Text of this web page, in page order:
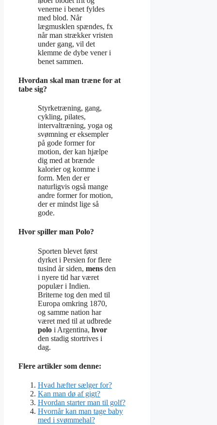
venerne i benet fyldes
med blod. Når
lægmusklen spændes, fx
når man strækker vristen
under gang, vil det
klemme de dybe vener i
benet sammen.
Hvordan skal man træne for at
tabe sig?
Styrketræning, gang,
cykling, pilates,
intervaltræning, yoga og
svømning er eksempler
på gode former for
motion, der kan hjælpe
dig med at brænde
kalorier og komme i
form. Men der er
naturligvis også mange
andre former for motion,
der er mindst lige så
gode.
Hvor spiller man Polo?
Sporten blevet først
dyrket i Persien for flere
tusind år siden, mens den
i nyere tid har været
populær i Indien.
Briterne tog den med til
Europa omkring 1870,
og samme nation har
været med til at udbrede
polo i Argentina, hvor
den stadig stortrives i
dag.
Flere artikler som denne:
Hvad hæfter sælger for?
Kan man dø af gigt?
Hvordan starter man til golf?
Hvornår kan man tage baby
med i svømmehal?